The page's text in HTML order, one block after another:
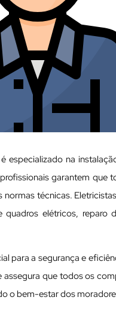
especializado na
garantem que
técnicas.
elétricos,
para a segurança e
que todos os
o bem-estar dos